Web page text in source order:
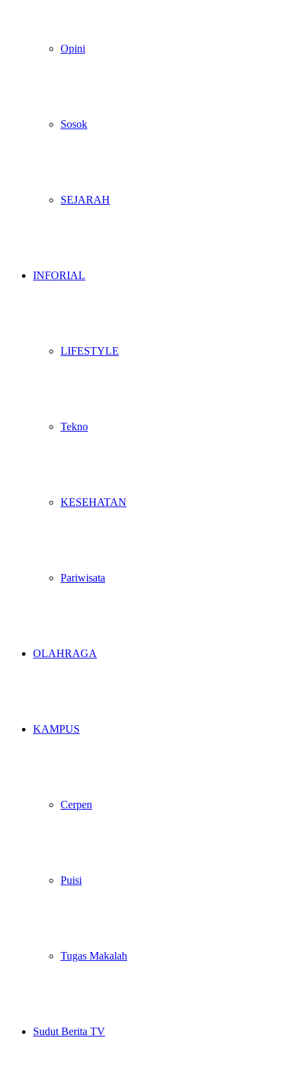
Opini
Sosok
SEJARAH
INFORIAL
LIFESTYLE
Tekno
KESEHATAN
Pariwisata
OLAHRAGA
KAMPUS
Cerpen
Puisi
Tugas Makalah
Sudut Berita TV